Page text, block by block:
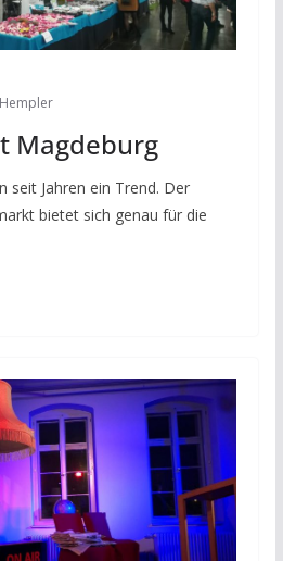
Magdeburg
seit Jahren ein Trend. Der
bietet sich genau für die